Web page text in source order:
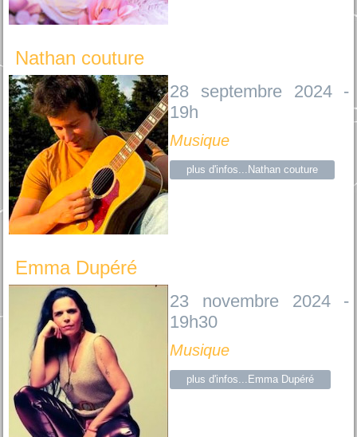
Nathan couture
28 septembre 2024 -
19h
Musique
plus d'infos...Nathan couture
Emma Dupéré
23 novembre 2024 -
19h30
Musique
plus d'infos...Emma Dupéré